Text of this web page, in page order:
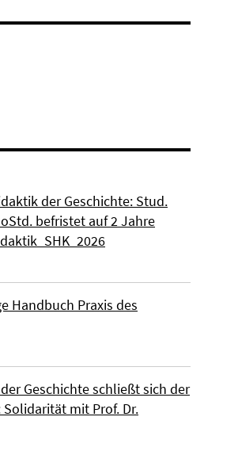
der Geschichte: Stud.
befristet auf 2 Jahre
Handbuch Praxis des
Geschichte schließt sich der
mit Prof. Dr.